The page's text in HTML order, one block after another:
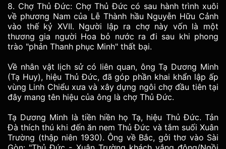
8. Chợ Thủ Đức: Chợ Thủ Đức có sau hành trình xuôi
về phương Nam của Lễ Thành hầu Nguyễn Hữu Cảnh
vào thế kỷ XVII. Người lập ra chợ này vốn là một
thương gia người Hoa bỏ nước ra đi sau khi phong
trào "phản Thanh phục Minh" thất bại.
Về nhân vật lịch sử có liên quan, ông Tạ Dương Minh
(Tạ Huy), hiệu Thủ Đức, đã góp phần khai khẩn lập ấp
vùng Linh Chiểu xưa và xây dựng ngôi chợ đầu tiên tại
đây mang tên hiệu của ông là chợ Thủ Đức.
Tạ Dương Minh là tiền hiền họ Tạ, hiệu Thủ Đức. Tản
Đà thích thú khi đến ăn nem Thủ Đức và tắm suối Xuân
Trường (thập niên 1930). Ông về Bắc, gởi thơ vào Sài